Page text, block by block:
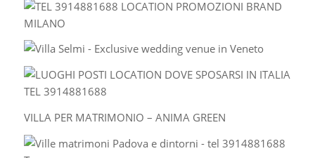
VILLA PER MATRIMONIO – ANIMA GREEN